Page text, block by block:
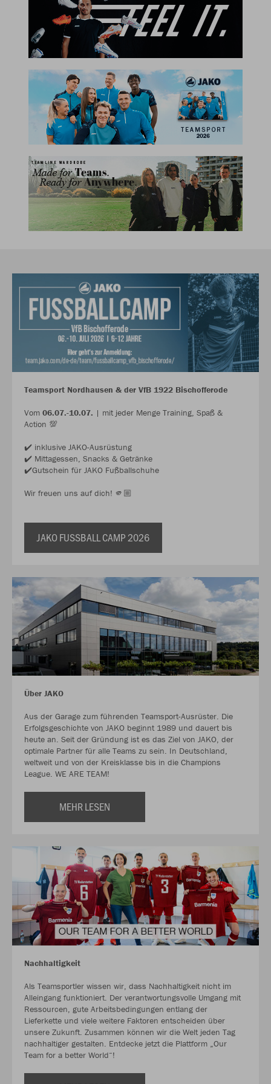
Teamsport Nordhausen & der VfB 1922 Bischofferode
Vom 06.07.-10.07. | mit jeder Menge Training, Spaß &
Action 💯
✔️ inklusive JAKO-Ausrüstung
✔️ Mittagessen, Snacks & Getränke
✔️Gutschein für JAKO Fußballschuhe
Wir freuen uns auf dich! 🫵🏼
JAKO FUSSBALL CAMP 2026
Über JAKO
Aus der Garage zum führenden Teamsport-Ausrüster. Die
Erfolgsgeschichte von JAKO beginnt 1989 und dauert bis
heute an. Seit der Gründung ist es das Ziel von JAKO, der
optimale Partner für alle Teams zu sein. In Deutschland,
weltweit und von der Kreisklasse bis in die Champions
League. WE ARE TEAM!
MEHR LESEN
Nachhaltigkeit
Als Teamsportler wissen wir, dass Nachhaltigkeit nicht im
Alleingang funktioniert. Der verantwortungsvolle Umgang mit
Ressourcen, gute Arbeitsbedingungen entlang der
Lieferkette und viele weitere Faktoren entscheiden über
unsere Zukunft. Zusammen können wir die Welt jeden Tag
nachhaltiger gestalten. Entdecke jetzt die Plattform „Our
Team for a better World“!